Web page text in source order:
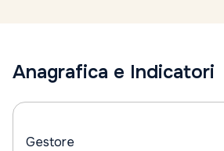
Anagrafica e Indicatori
Gestore